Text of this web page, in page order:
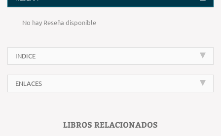
No hay Reseña disponible
INDICE
ENLACES
LIBROS RELACIONADOS